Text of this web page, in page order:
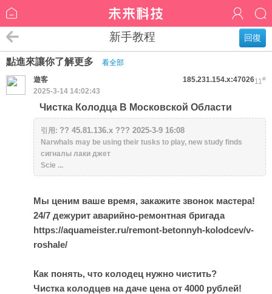
回復
新手教程
點進來讓你了解更多 看全部
11#
遊客
185.231.154.x:47026
2025-3-14 14:02:43
Чистка Колодца В Московской Области
引用: ?? 45.81.136.x ??? 2025-3-9 16:08
Narwhals may be using their tusks to play, new study finds
сигналы лаки джет
Scie ...
Мы ценим ваше время, закажите звонок мастера!
24/7 дежурит аварийно-ремонтная бригада
https://aquameister.ru/remont-betonnyh-kolodcev/v-
roshale/
Как понять, что колодец нужно чистить?
Чистка колодцев на даче цена от 4000 рублей!